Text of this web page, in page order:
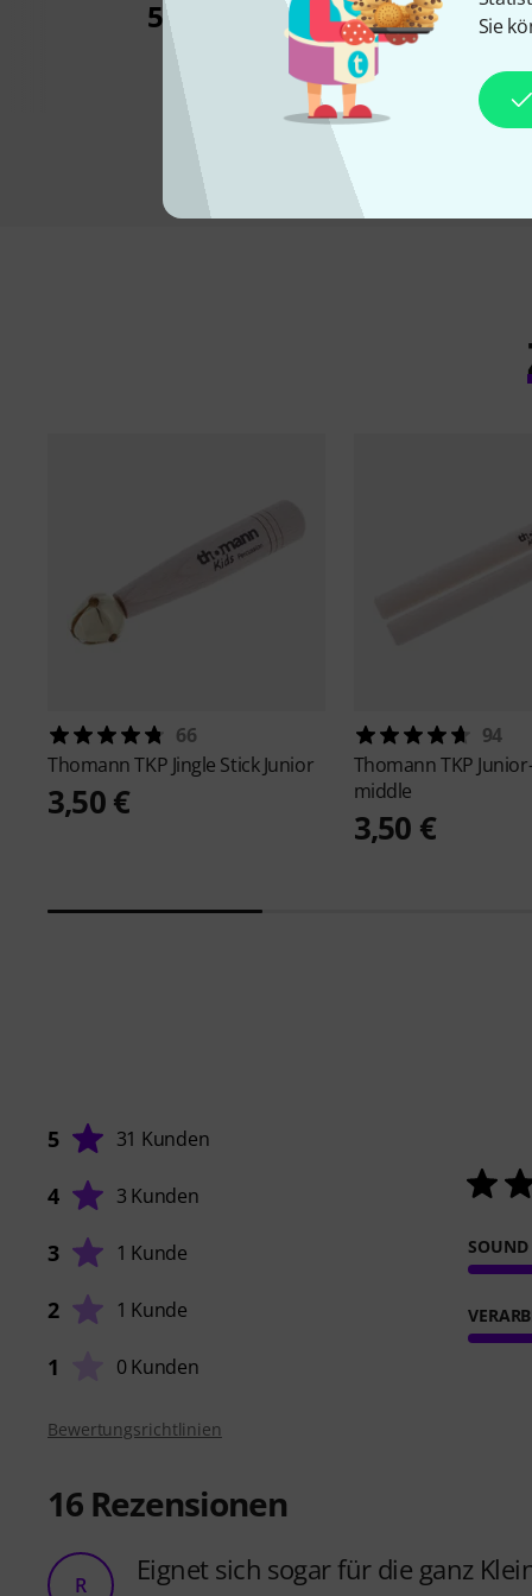
Sie
5,90 €
Junior
3,50 €
66
ThomannTKP Jingle Stick Junior
3,50 €
94
ThomannTKP
middle
3,50 €
5 31 Kunden
4 3 Kunden
3 1 Kunde
2 1 Kunde
1 0 Kunden
SOUND
Bewertungsrichtlinien
16 Rezensionen
R Eignet sich sogar für die ganz